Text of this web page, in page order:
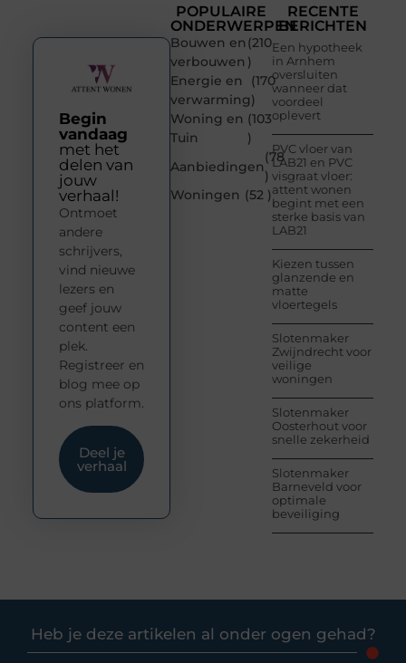
POPULAIRE
ONDERWERPEN
Bouwen en
verbouwen
(210
)
Energie en
verwarming
(170
)
Woning en
Tuin
(103
)
Aanbiedingen
(78
)
Woningen (52 )
RECENTE
BERICHTEN
Een hypotheek
in Arnhem
oversluiten
wanneer dat
voordeel
oplevert
PVC vloer van
LAB21 en PVC
visgraat vloer:
attent wonen
begint met een
sterke basis van
LAB21
Kiezen tussen
glanzende en
matte
vloertegels
Slotenmaker
Zwijndrecht voor
veilige
woningen
Slotenmaker
Oosterhout voor
snelle zekerheid
Slotenmaker
Barneveld voor
optimale
beveiliging
Begin
vandaag
met het
delen van
jouw
verhaal!
Ontmoet
andere
schrijvers,
vind nieuwe
lezers en
geef jouw
content een
plek.
Registreer en
blog mee op
ons platform.
Deel je
verhaal
Heb je deze artikelen al onder ogen gehad?